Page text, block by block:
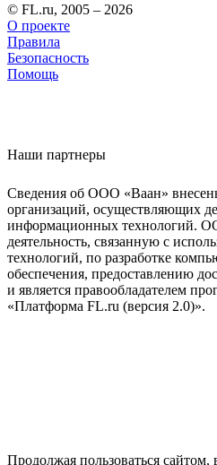
© FL.ru, 2005 – 2026
О проекте
Правила
Безопасность
Помощь
Наши партнеры
Сведения об ООО «Ваан»
организаций, осуществляющих
информационных технологий.
деятельность, связанную с
технологий, по разработке
обеспечения, предоставлению
и является правообладателем
«Платформа FL.ru (версия 2.0)».
Продолжая пользоваться сайтом,